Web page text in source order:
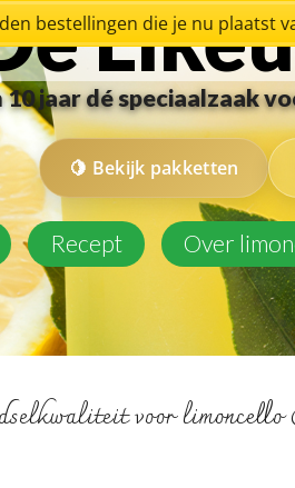
10 jaar dé speciaalzaak
Bekijk pakketten
Recept Over
voor
bestellingen die je nu plaatst